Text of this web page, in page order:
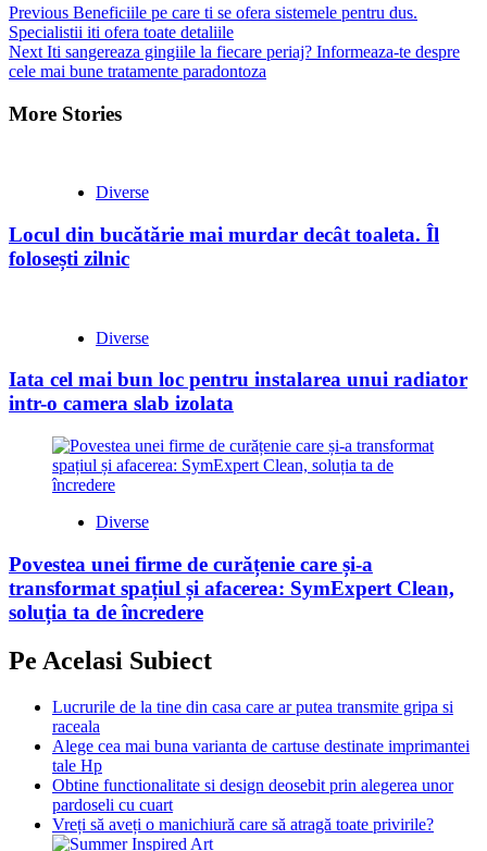
Continue
Reading
Previous Beneficiile pe care ti se ofera sistemele pentru dus.
Specialistii iti ofera toate detaliile
Next Iti sangereaza gingiile la fiecare periaj? Informeaza-te despre
cele mai bune tratamente paradontoza
More Stories
Diverse
Locul din bucătărie mai murdar decât toaleta. Îl
folosești zilnic
Diverse
Iata cel mai bun loc pentru instalarea unui radiator
intr-o camera slab izolata
Diverse
Povestea unei firme de curățenie care și-a
transformat spațiul și afacerea: SymExpert Clean,
soluția ta de încredere
Pe Acelasi Subiect
Lucrurile de la tine din casa care ar putea transmite gripa si
raceala
Alege cea mai buna varianta de cartuse destinate imprimantei
tale Hp
Obtine functionalitate si design deosebit prin alegerea unor
pardoseli cu cuart
Vreți să aveți o manichiură care să atragă toate privirile?